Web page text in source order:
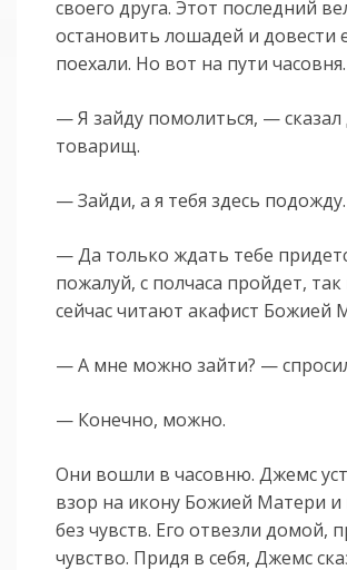
своего друга. Этот последний
остановить лошадей и довести
поехали. Но вот на пути часовня.
— Я зайду помолиться, —
товарищ.
— Зайди, а я тебя здесь подожду.
— Да только ждать тебе
пожалуй, с полчаса пройдет, так
сейчас читают акафист Божией
— А мне можно зайти? —
— Конечно, можно.
Они вошли в часовню. Джемс
взор на икону Божией Матери и
без чувств. Его отвезли домой,
чувство. Придя в себя, Джемс